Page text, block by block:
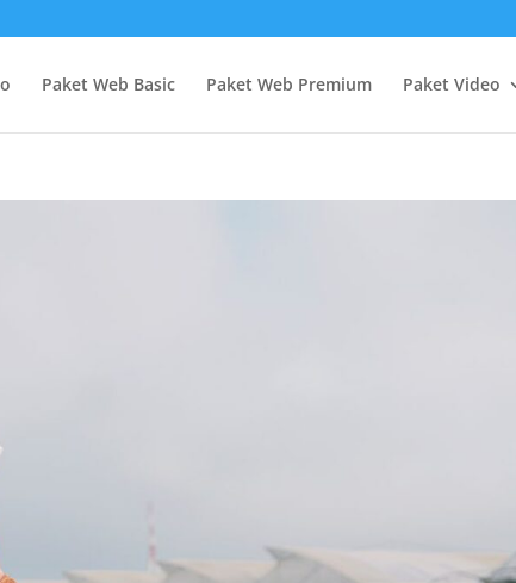
Paket Web Basic Paket Web Premium Paket Video